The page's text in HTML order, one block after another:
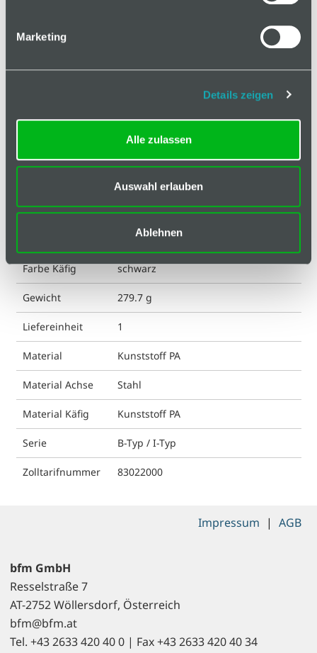
Marketing
Details zeigen
Alle zulassen
Auswahl erlauben
Ablehnen
Eigenschaft glaskugelverstärkt
Achse
Käfig
glasfaserverstärkt
schwarz
Farbe Käfig schwarz
Gewicht 279.7 g
Liefereinheit 1
Material Kunststoff PA
Material Achse Stahl
Material Käfig Kunststoff PA
Serie B-Typ / I-Typ
Zolltarifnummer 83022000
bfm GmbH
Resselstraße 7
AT-2752 Wöllersdorf, Österreich
bfm@bfm.at
Tel. +43 2633 420 40 0 | Fax +43 2633 420 40 34
Impressum | AGB